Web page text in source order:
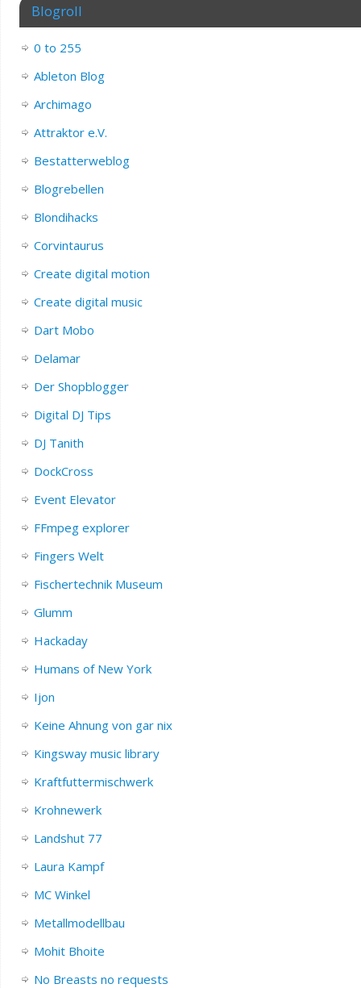
Blogroll
0 to 255
Ableton Blog
Archimago
Attraktor e.V.
Bestatterweblog
Blogrebellen
Blondihacks
Corvintaurus
Create digital motion
Create digital music
Dart Mobo
Delamar
Der Shopblogger
Digital DJ Tips
DJ Tanith
DockCross
Event Elevator
FFmpeg explorer
Fingers Welt
Fischertechnik Museum
Glumm
Hackaday
Humans of New York
Ijon
Keine Ahnung von gar nix
Kingsway music library
Kraftfuttermischwerk
Krohnewerk
Landshut 77
Laura Kampf
MC Winkel
Metallmodellbau
Mohit Bhoite
No Breasts no requests